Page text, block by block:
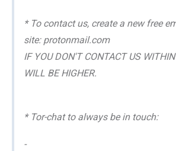
* To contact us, create a new free
site: protonmail.com
IF YOU DON'T CONTACT US
WILL BE HIGHER.
* Tor-chat to always be in touch:
-